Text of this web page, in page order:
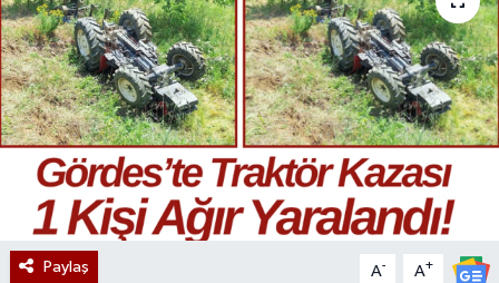
Paylaş A- A+
Yaşam
Gizlilik Sözleşmesi
İletişim